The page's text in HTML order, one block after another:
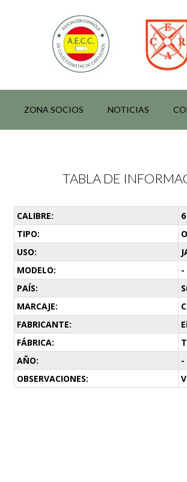
ZONA SOCIOS NOTICIAS
TABLA DE
CALIBRE:
TIPO:
USO:
MODELO:
-
PAÍS:
MARCAJE:
FABRICANTE:
FÁBRICA:
AÑO:
-
OBSERVACIONES: